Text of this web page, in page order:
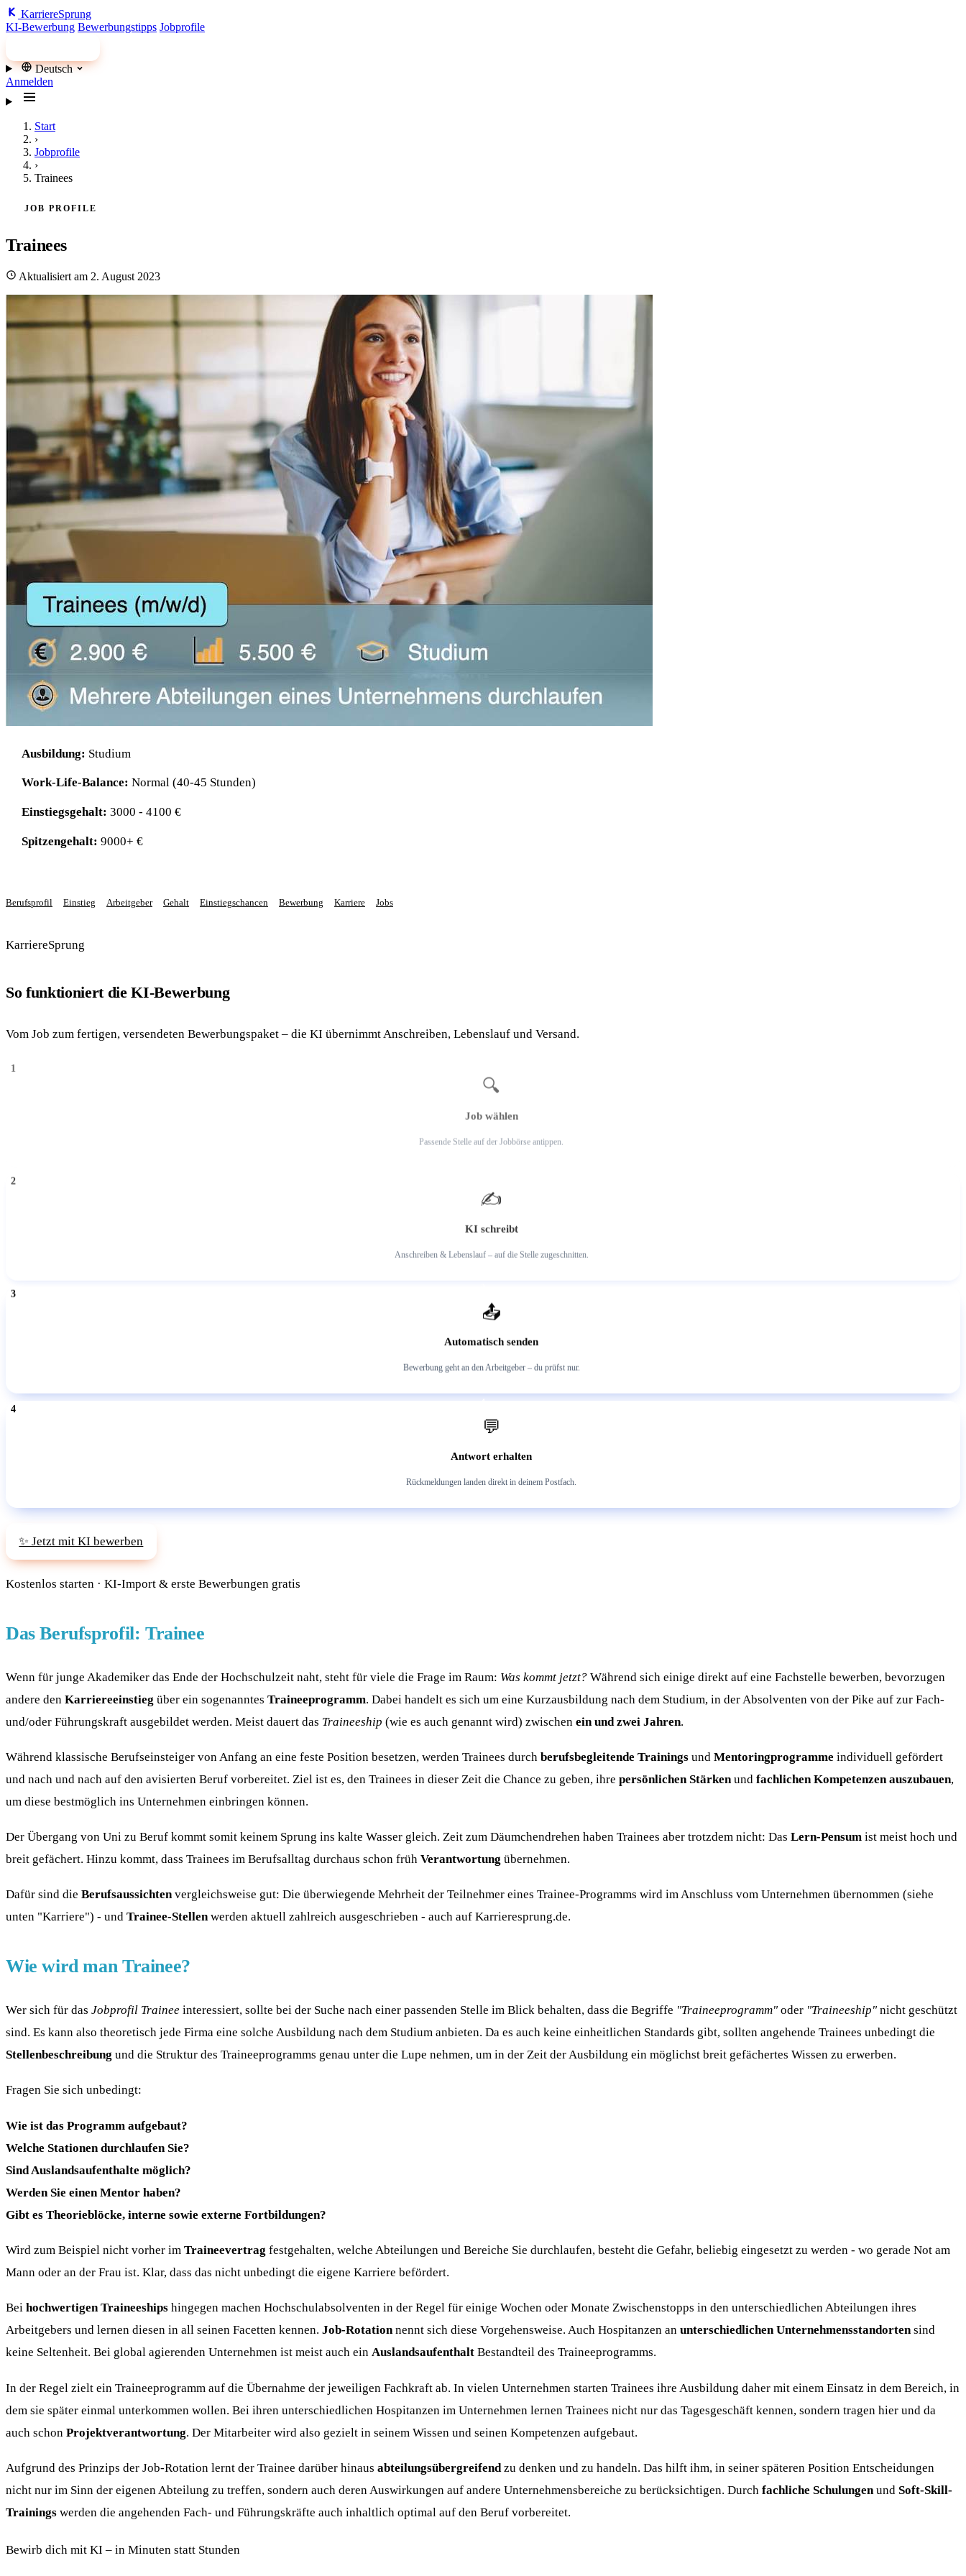
KarriereSprung
KI-Bewerbung Bewerbungstipps Jobprofile
Deutsch
Anmelden
Start
›
Jobprofile
›
Trainees
JOB PROFILE
Trainees
Aktualisiert am 2. August 2023
Ausbildung: Studium
Work-Life-Balance: Normal (40-45 Stunden)
Einstiegsgehalt: 3000 - 4100 €
Spitzengehalt: 9000+ €
Berufsprofil Einstieg Arbeitgeber Gehalt Einstiegschancen Bewerbung Karriere Jobs
KarriereSprung
So funktioniert die KI-Bewerbung
Vom Job zum fertigen, versendeten Bewerbungspaket – die KI übernimmt Anschreiben, Lebenslauf und Versand.
🔍
Job wählen
Passende Stelle auf der Jobbörse antippen.
✍️
KI schreibt
Anschreiben & Lebenslauf – auf die Stelle zugeschnitten.
📤
Automatisch senden
Bewerbung geht an den Arbeitgeber – du prüfst nur.
💬
Antwort erhalten
Rückmeldungen landen direkt in deinem Postfach.
✨ Jetzt mit KI bewerben
Kostenlos starten · KI-Import & erste Bewerbungen gratis
Das Berufsprofil: Trainee
Wenn für junge Akademiker das Ende der Hochschulzeit naht, steht für viele die Frage im Raum: Was kommt jetzt? Während sich einige direkt auf eine Fachstelle bewerben, bevorzugen
andere den Karriereeinstieg über ein sogenanntes Traineeprogramm. Dabei handelt es sich um eine Kurzausbildung nach dem Studium, in der Absolventen von der Pike auf zur Fach-
und/oder Führungskraft ausgebildet werden. Meist dauert das Traineeship (wie es auch genannt wird) zwischen ein und zwei Jahren.
Während klassische Berufseinsteiger von Anfang an eine feste Position besetzen, werden Trainees durch berufsbegleitende Trainings und Mentoringprogramme individuell gefördert
und nach und nach auf den avisierten Beruf vorbereitet. Ziel ist es, den Trainees in dieser Zeit die Chance zu geben, ihre persönlichen Stärken und fachlichen Kompetenzen auszubauen,
um diese bestmöglich ins Unternehmen einbringen können.
Der Übergang von Uni zu Beruf kommt somit keinem Sprung ins kalte Wasser gleich. Zeit zum Däumchendrehen haben Trainees aber trotzdem nicht: Das Lern-Pensum ist meist hoch und
breit gefächert. Hinzu kommt, dass Trainees im Berufsalltag durchaus schon früh Verantwortung übernehmen.
Dafür sind die Berufsaussichtenvergleichsweise gut: Die überwiegende Mehrheit der Teilnehmer eines Trainee-Programms wird im Anschluss vom Unternehmen übernommen (siehe
unten "Karriere") - und Trainee-Stellenwerden aktuell zahlreich ausgeschrieben - auch auf Karrieresprung.de.
Wie wird man Trainee?
Wer sich für das Jobprofil Trainee interessiert, sollte bei der Suche nach einer passenden Stelle im Blick behalten, dass die Begriffe "Traineeprogramm" oder "Traineeship" nicht geschützt
sind. Es kann also theoretisch jede Firma eine solche Ausbildung nach dem Studium anbieten. Da es auch keine einheitlichen Standards gibt, sollten angehende Trainees unbedingt die
Stellenbeschreibung und die Struktur des Traineeprogramms genau unter die Lupe nehmen, um in der Zeit der Ausbildung ein möglichst breit gefächertes Wissen zu erwerben.
Fragen Sie sich unbedingt:
Wie ist das Programm aufgebaut?
Welche Stationen durchlaufen Sie?
Sind Auslandsaufenthalte möglich?
Werden Sie einen Mentor haben?
Gibt es Theorieblöcke, interne sowie externe Fortbildungen?
Wird zum Beispiel nicht vorher im Traineevertrag festgehalten, welche Abteilungen und Bereiche Sie durchlaufen, besteht die Gefahr, beliebig eingesetzt zu werden - wo gerade Not am
Mann oder an der Frau ist. Klar, dass das nicht unbedingt die eigene Karriere befördert.
Bei hochwertigen Traineeships hingegen machen Hochschulabsolventen in der Regel für einige Wochen oder Monate Zwischenstopps in den unterschiedlichen Abteilungen ihres
Arbeitgebers und lernen diesen in all seinen Facetten kennen. Job-Rotationnennt sich diese Vorgehensweise. Auch Hospitanzen an unterschiedlichen Unternehmensstandortensind
keine Seltenheit. Bei global agierenden Unternehmen ist meist auch ein Auslandsaufenthalt Bestandteil des Traineeprogramms.
In der Regel zielt ein Traineeprogramm auf die Übernahme der jeweiligen Fachkraft ab. In vielen Unternehmen starten Trainees ihre Ausbildung daher mit einem Einsatz in dem Bereich, in
dem sie später einmal unterkommen wollen. Bei ihren unterschiedlichen Hospitanzen im Unternehmen lernen Trainees nicht nur das Tagesgeschäft kennen, sondern tragen hier und da
auch schon Projektverantwortung. Der Mitarbeiter wird also gezielt in seinem Wissen und seinen Kompetenzen aufgebaut.
Aufgrund des Prinzips der Job-Rotation lernt der Trainee darüber hinaus abteilungsübergreifend zu denken und zu handeln. Das hilft ihm, in seiner späteren Position Entscheidungen
nicht nur im Sinn der eigenen Abteilung zu treffen, sondern auch deren Auswirkungen auf andere Unternehmensbereiche zu berücksichtigen. Durch fachliche Schulungen und Soft-Skill-
Trainings werden die angehenden Fach- und Führungskräfte auch inhaltlich optimal auf den Beruf vorbereitet.
Bewirb dich mit KI – in Minuten statt Stunden